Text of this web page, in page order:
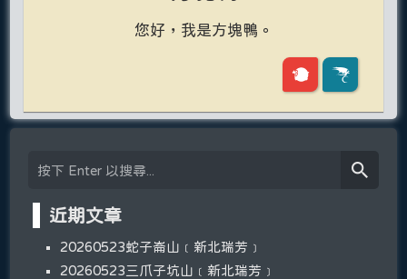
您好，我是方塊鴨。
近期文章
20260523蛇子崙山﹝新北瑞芳﹞
20260523三爪子坑山﹝新北瑞芳﹞